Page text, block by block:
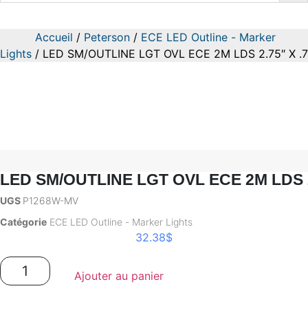
Accueil / Peterson / ECE LED Outline - Marker
Lights / LED SM/OUTLINE LGT OVL ECE 2M LDS 2.75″ X
LED SM/OUTLINE LGT OVL ECE 2M LDS
UGS P1268W-MV
Catégorie ECE LED Outline - Marker Lights
32.38$
quantité
de
LED SM/OUTLINE LGT OVL ECE 2M LDS 2.75" X .75" MV
Ajouter au panier